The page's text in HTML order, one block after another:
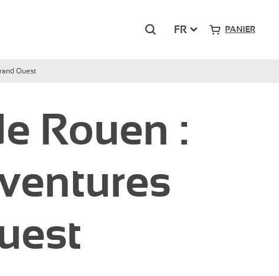
Pont Royal – Mallemort
Rechercher
FR PANIER
Ouest
Rouen :